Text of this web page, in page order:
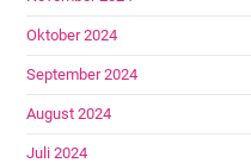
Oktober 2024
September 2024
August 2024
Juli 2024